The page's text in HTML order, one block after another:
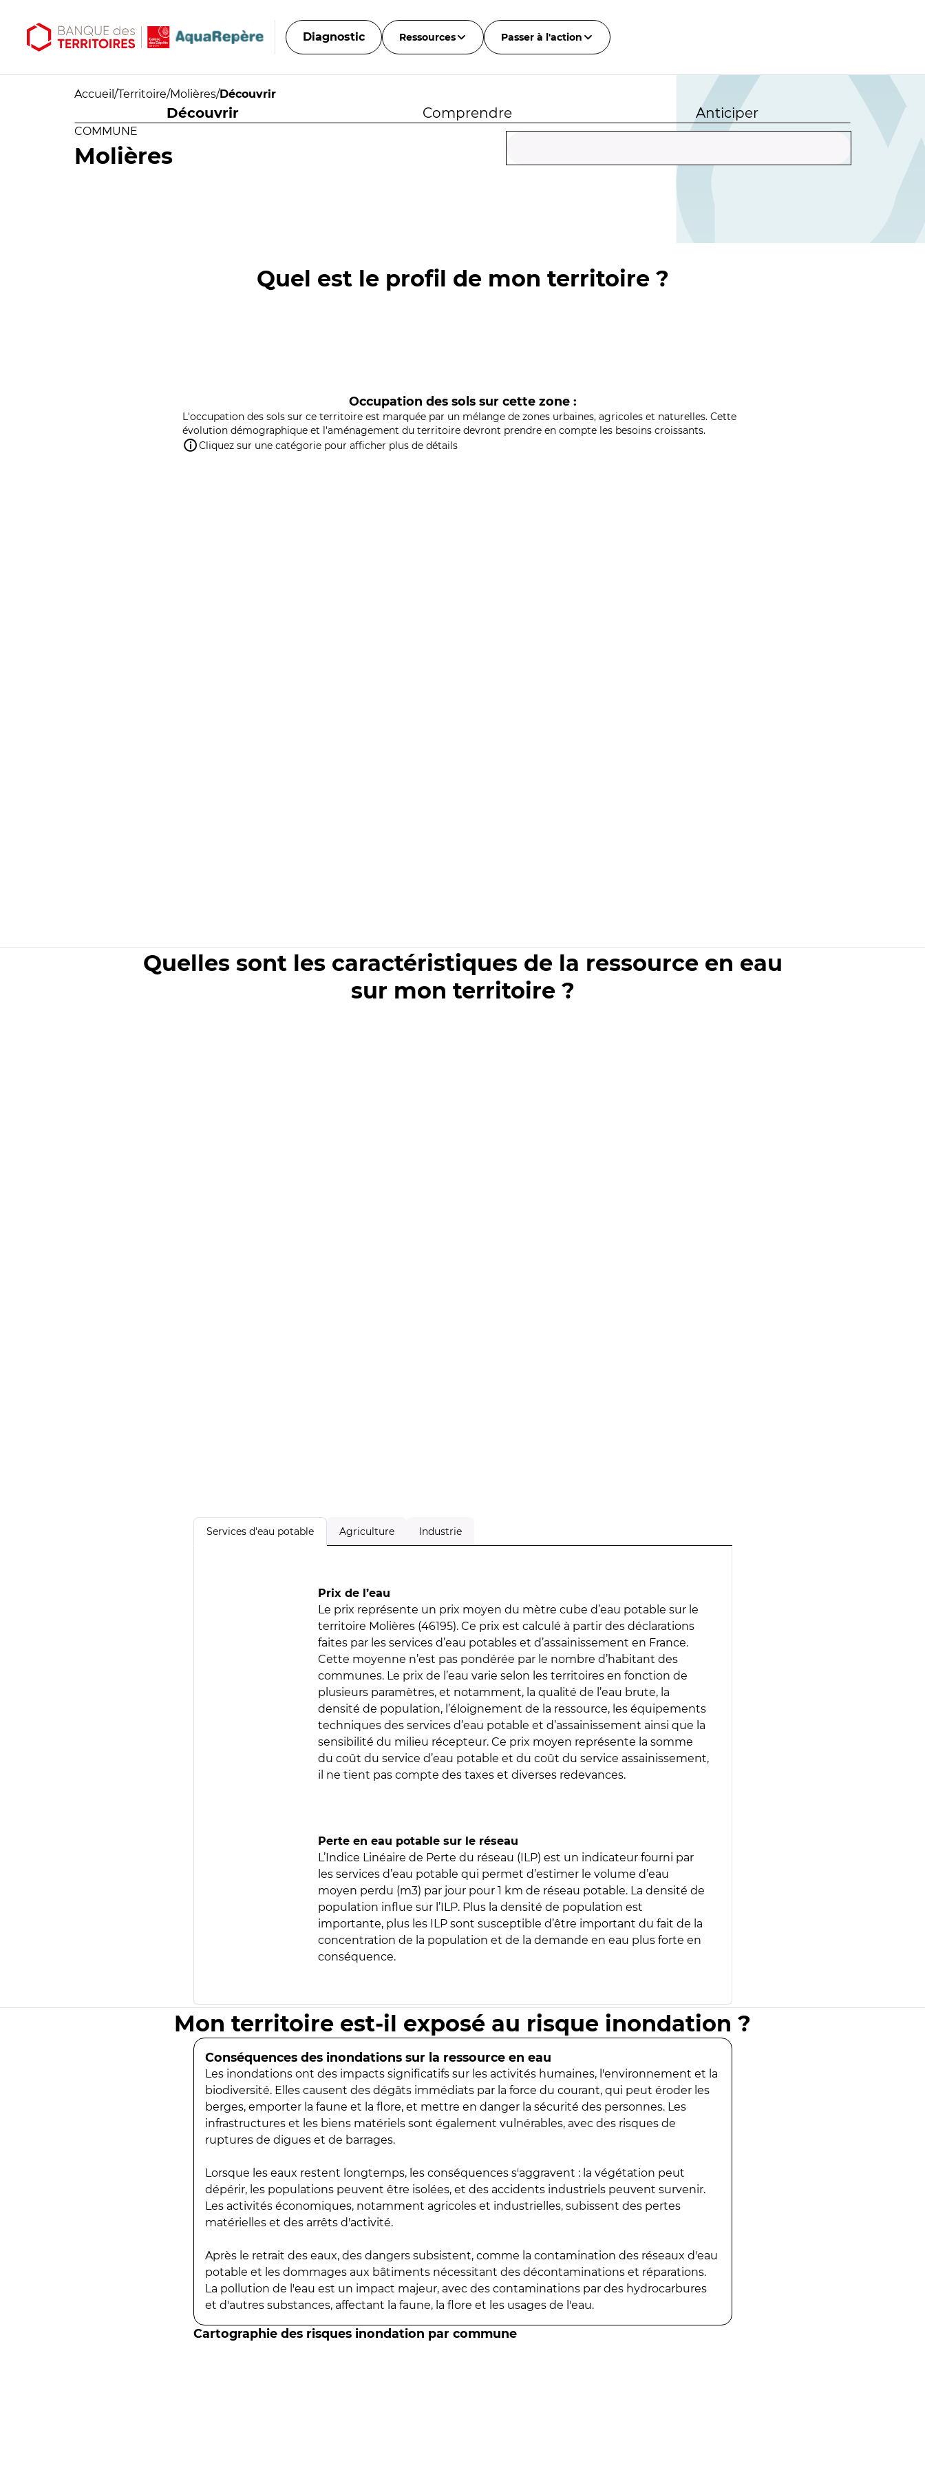
Diagnostic Ressources Passer à l'action
Accueil /Territoire/Molières/Découvrir
Découvrir Comprendre Anticiper
COMMUNE
Molières
Quel est le profil de mon territoire ?
Occupation des sols sur cette zone :
L'occupation des sols sur ce territoire est marquée par un mélange de zones urbaines, agricoles et naturelles. Cette
évolution démographique et l'aménagement du territoire devront prendre en compte les besoins croissants.
Cliquez sur une catégorie pour afficher plus de détails
Quelles sont les caractéristiques de la ressource en eau
sur mon territoire ?
Services d'eau potable Agriculture Industrie
Prix de l’eau
Le prix représente un prix moyen du mètre cube d’eau potable sur le
territoire Molières (46195). Ce prix est calculé à partir des déclarations
faites par les services d’eau potables et d’assainissement en France.
Cette moyenne n’est pas pondérée par le nombre d’habitant des
communes. Le prix de l’eau varie selon les territoires en fonction de
plusieurs paramètres, et notamment, la qualité de l’eau brute, la
densité de population, l’éloignement de la ressource, les équipements
techniques des services d’eau potable et d’assainissement ainsi que la
sensibilité du milieu récepteur. Ce prix moyen représente la somme
du coût du service d’eau potable et du coût du service assainissement,
il ne tient pas compte des taxes et diverses redevances.
Perte en eau potable sur le réseau
L’Indice Linéaire de Perte du réseau (ILP) est un indicateur fourni par
les services d’eau potable qui permet d’estimer le volume d’eau
moyen perdu (m3) par jour pour 1 km de réseau potable. La densité de
population influe sur l’ILP. Plus la densité de population est
importante, plus les ILP sont susceptible d’être important du fait de la
concentration de la population et de la demande en eau plus forte en
conséquence.
Mon territoire est-il exposé au risque inondation ?
Conséquences des inondations sur la ressource en eau
Les inondations ont des impacts significatifs sur les activités humaines, l'environnement et la
biodiversité. Elles causent des dégâts immédiats par la force du courant, qui peut éroder les
berges, emporter la faune et la flore, et mettre en danger la sécurité des personnes. Les
infrastructures et les biens matériels sont également vulnérables, avec des risques de
ruptures de digues et de barrages.
Lorsque les eaux restent longtemps, les conséquences s'aggravent : la végétation peut
dépérir, les populations peuvent être isolées, et des accidents industriels peuvent survenir.
Les activités économiques, notamment agricoles et industrielles, subissent des pertes
matérielles et des arrêts d'activité.
Après le retrait des eaux, des dangers subsistent, comme la contamination des réseaux d'eau
potable et les dommages aux bâtiments nécessitant des décontaminations et réparations.
La pollution de l'eau est un impact majeur, avec des contaminations par des hydrocarbures
et d'autres substances, affectant la faune, la flore et les usages de l'eau.
Cartographie des risques inondation par commune